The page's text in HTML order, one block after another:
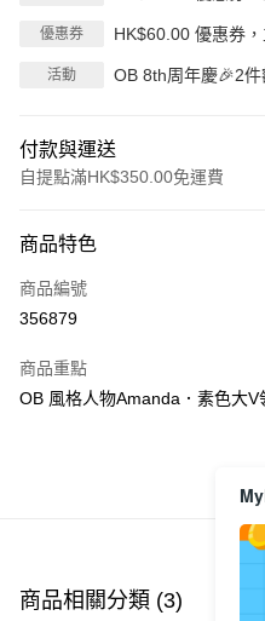
優惠券 HK$60.00 優惠券
活動 OB 8th周年慶🎉2
付款與運送
自提點滿HK$350.00免運費
信用卡
Apple Pay
PayMe
每筆HK$40.00，滿HK$350.00
付款後順豐站及營業點
商品特色
商品編號
356879
商品重點
OB 風格人物Amanda．素色大
商
商品相關分類 (3)